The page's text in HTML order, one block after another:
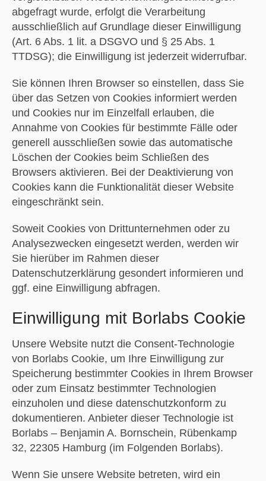
abgefragt wurde, erfolgt die Verarbeitung
ausschließlich auf Grundlage dieser Einwilligung
(Art. 6 Abs. 1 lit. a DSGVO und § 25 Abs. 1
TTDSG); die Einwilligung ist jederzeit widerrufbar.
Sie können Ihren Browser so einstellen, dass Sie
über das Setzen von Cookies informiert werden
und Cookies nur im Einzelfall erlauben, die
Annahme von Cookies für bestimmte Fälle oder
generell ausschließen sowie das automatische
Löschen der Cookies beim Schließen des
Browsers aktivieren. Bei der Deaktivierung von
Cookies kann die Funktionalität dieser Website
eingeschränkt sein.
Soweit Cookies von Drittunternehmen oder zu
Analysezwecken eingesetzt werden, werden wir
Sie hierüber im Rahmen dieser
Datenschutzerklärung gesondert informieren und
ggf. eine Einwilligung abfragen.
Einwilligung mit Borlabs Cookie
Unsere Website nutzt die Consent-Technologie
von Borlabs Cookie, um Ihre Einwilligung zur
Speicherung bestimmter Cookies in Ihrem Browser
oder zum Einsatz bestimmter Technologien
einzuholen und diese datenschutzkonform zu
dokumentieren. Anbieter dieser Technologie ist
Borlabs – Benjamin A. Bornschein, Rübenkamp
32, 22305 Hamburg (im Folgenden Borlabs).
Wenn Sie unsere Website betreten, wird ein